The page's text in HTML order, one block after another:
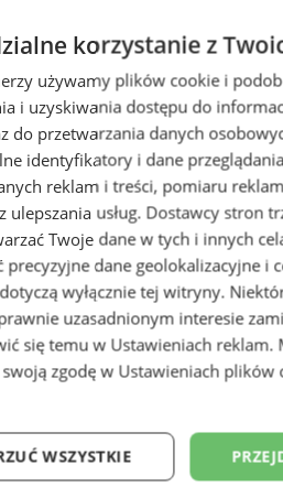
korzystanie z
używamy plików cookie i
i uzyskiwania dostępu do
do przetwarzania danych
identyfikatory i dane
reklam i treści, pomiaru
ulepszania usług. Dostawcy stron
Twoje dane w tych i innych
dane geolokalizacyjne i
wyłącznie tej witryny.
uzasadnionym interesie
się temu w Ustawieniach reklam.
zgodę w Ustawieniach plików
WSZYSTKIE